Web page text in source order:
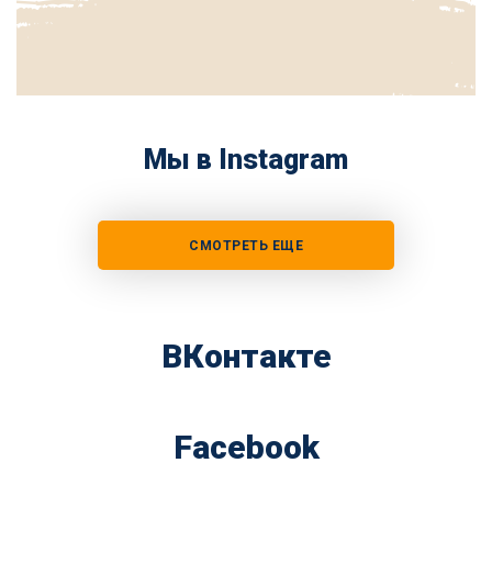
Мы в Instagram
СМОТРЕТЬ ЕЩЕ
ВКонтакте
Facebook